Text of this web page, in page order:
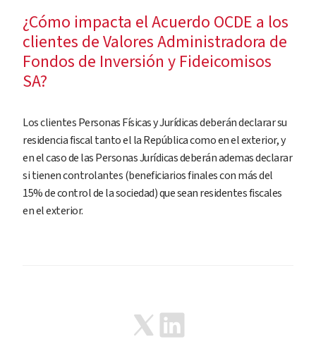
¿Cómo impacta el Acuerdo OCDE a los
clientes de Valores Administradora de
Fondos de Inversión y Fideicomisos
SA?
Los clientes Personas Físicas y Jurídicas deberán declarar su
residencia fiscal tanto el la República como en el exterior, y
en el caso de las Personas Jurídicas deberán ademas declarar
si tienen controlantes (beneficiarios finales con más del
15% de control de la sociedad) que sean residentes fiscales
en el exterior.